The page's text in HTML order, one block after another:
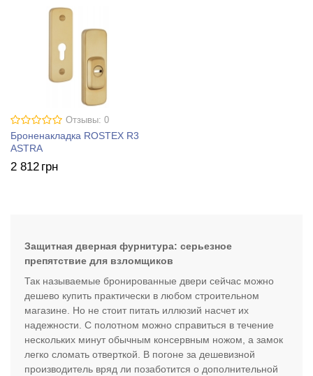
Отзывы: 0
Броненакладка ROSTEX R3
ASTRA
2 812 грн
Защитная дверная фурнитура: серьезное
препятствие для взломщиков
Так называемые бронированные двери сейчас можно
дешево купить практически в любом строительном
магазине. Но не стоит питать иллюзий насчет их
надежности. С полотном можно справиться в течение
нескольких минут обычным консервным ножом, а замок
легко сломать отверткой. В погоне за дешевизной
производитель вряд ли позаботится о дополнительной